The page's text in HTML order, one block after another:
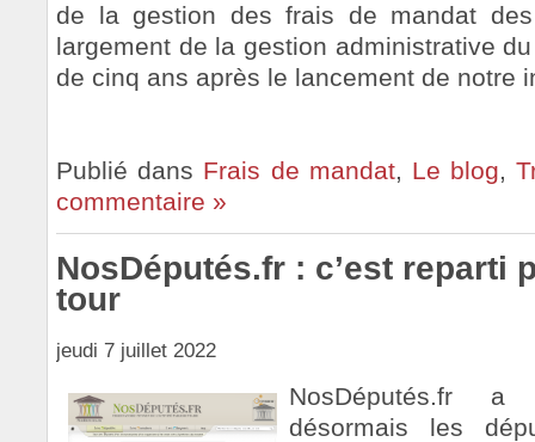
de la gestion des frais de mandat
largement de la gestion administrative
de cinq ans après le lancement de notre
Publié dans Frais de mandat, Le blog,
commentaire »
NosDéputés.fr : c’est reparti
tour
jeudi 7 juillet 2022
NosDéputés.fr
désormais les